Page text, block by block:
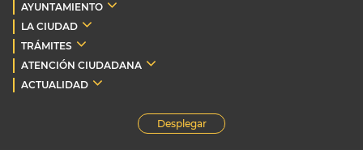
AYUNTAMIENTO
LA CIUDAD
TRÁMITES
ATENCIÓN CIUDADANA
ACTUALIDAD
Desplegar